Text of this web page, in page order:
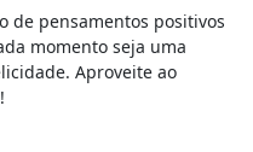
de pensamentos positivos
momento seja uma
Aproveite ao